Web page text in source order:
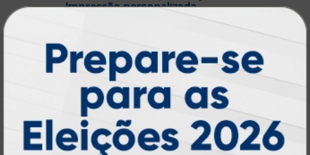
Impressão personalizada
popularizarem, aAtual Card já estava
transformando o mercado gráfico.
Nascemos digitais e seguimos
continuamente
, investindo em
tecnologia
de ponta para garantir a melhor experiência
emprodutos personalizados e impressão
online. Tudo isso para ofereceragilidade,
qualidade e soluções inteligentesque